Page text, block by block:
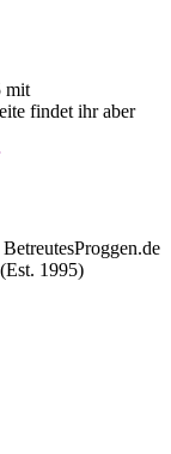
mit
findet ihr aber
1995)